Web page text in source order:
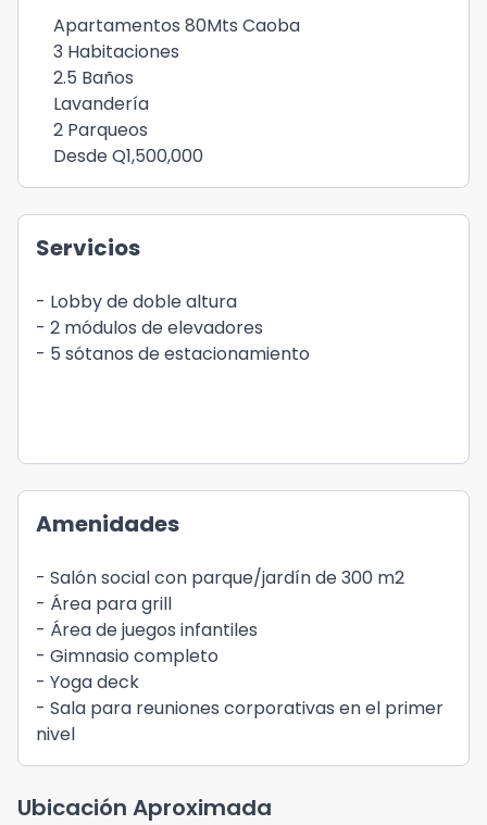
Apartamentos 80Mts Caoba
3 Habitaciones
2.5 Baños
Lavandería
2 Parqueos
Desde Q1,500,000
Servicios
- Lobby de doble altura
- 2 módulos de elevadores
- 5 sótanos de estacionamiento
Amenidades
- Salón social con parque/jardín de 300 m2
- Área para grill
- Área de juegos infantiles
- Gimnasio completo
- Yoga deck
- Sala para reuniones corporativas en el primer
nivel
Ubicación Aproximada